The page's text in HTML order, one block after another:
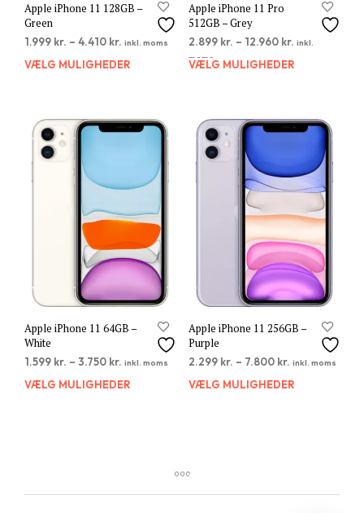
Apple iPhone 11 128GB –
Green
1.999 kr. – 4.410 kr. inkl. moms
VÆLG MULIGHEDER
Dette
varianter.
Mulighederne
vælges
Apple iPhone 11 Pro
512GB – Grey
2.899 kr. – 12.960 kr. inkl.
moms
VÆLG MULIGHEDER
Apple iPhone 11 64GB –
White
1.599 kr. – 3.750 kr. inkl. moms
VÆLG MULIGHEDER
Dette
Mulighederne
Apple iPhone 11 256GB –
Purple
2.299 kr. – 7.800 kr. inkl. moms
VÆLG MULIGHEDER